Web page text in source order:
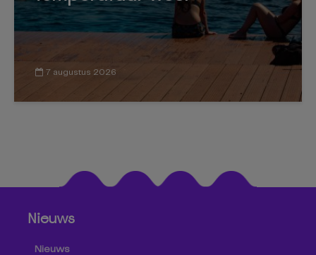
7 augustus 2026
Nieuws
Nieuws